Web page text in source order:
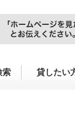
会社キタムラ地所
索 貸したい